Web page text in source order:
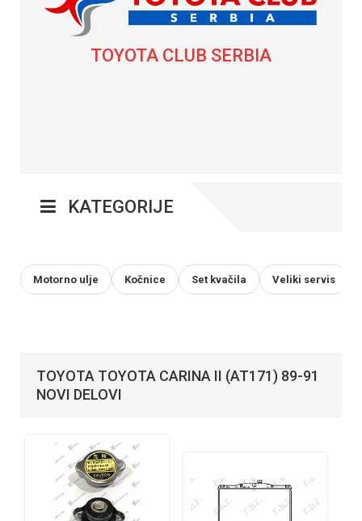
TOYOTA CLUB SERBIA
KATEGORIJE
Motorno ulje Kočnice Set kvačila Veliki servis
TOYOTA TOYOTA CARINA II (AT171) 89-91
NOVI DELOVI